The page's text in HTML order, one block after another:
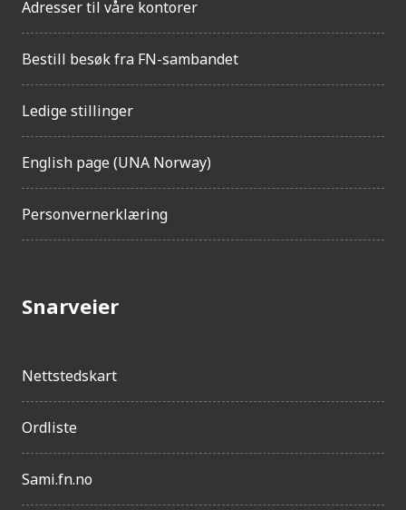
Adresser til våre kontorer
Bestill besøk fra FN-sambandet
Ledige stillinger
English page (UNA Norway)
Personvernerklæring
Snarveier
Nettstedskart
Ordliste
Sami.fn.no